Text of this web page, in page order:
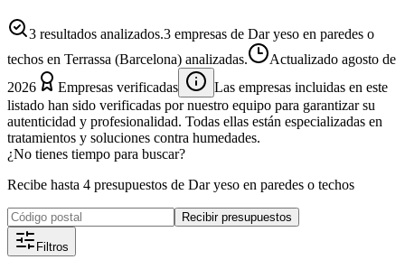
3 resultados analizados.3 empresas de Dar yeso en paredes o
techos en Terrassa (Barcelona) analizadas.
Actualizado agosto de
2026
Empresas verificadas
Las empresas incluidas en este
listado han sido verificadas por nuestro equipo para garantizar su
autenticidad y profesionalidad. Todas ellas están especializadas en
tratamientos y soluciones contra humedades.
¿No tienes tiempo para buscar?
Recibe hasta 4 presupuestos de Dar yeso en paredes o techos
Recibir presupuestos
Filtros